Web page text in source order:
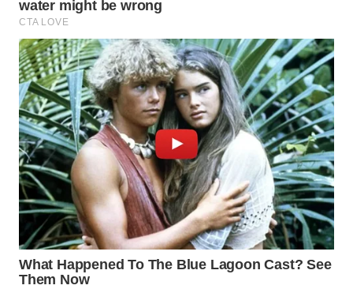
SERDANG
WN
TEBING
TINGGI
WN
PAKPAK
WN
KARAWANG
WN
BEKASI